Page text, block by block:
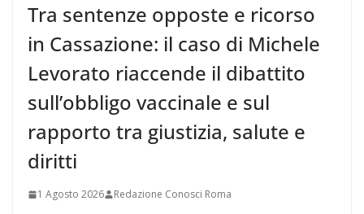
Tra sentenze opposte e ricorso
in Cassazione: il caso di Michele
Levorato riaccende il dibattito
sull’obbligo vaccinale e sul
rapporto tra giustizia, salute e
diritti
1 Agosto 2026 Redazione Conosci Roma